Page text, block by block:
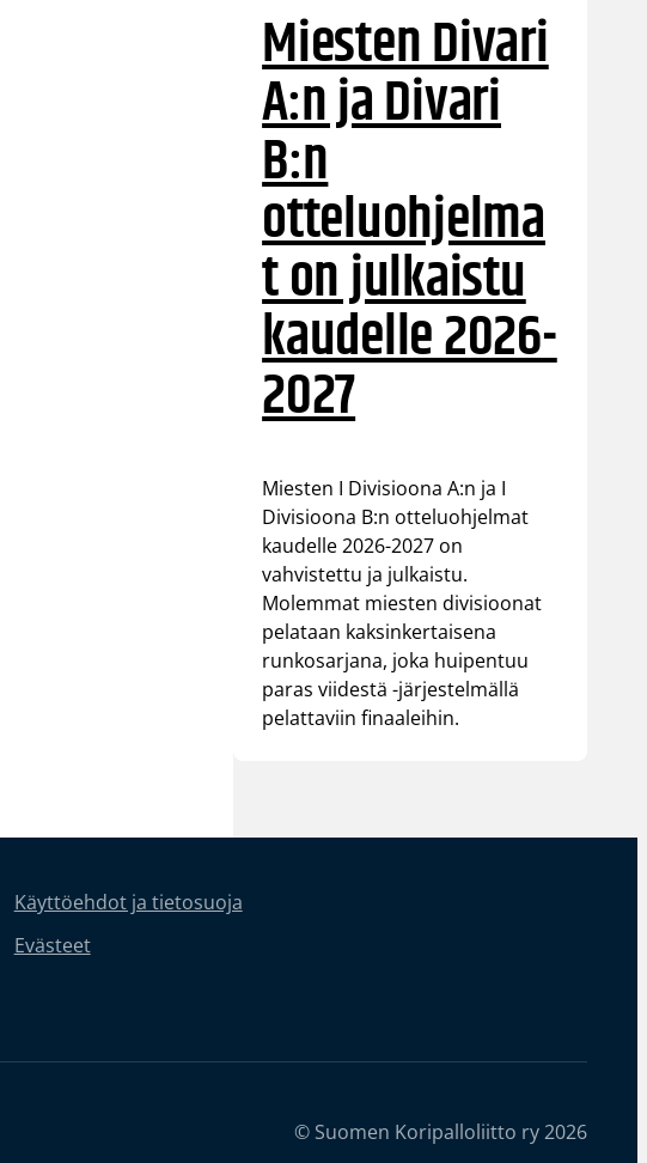
Miesten Divari
A:n ja Divari
B:n
otteluohjelma
t on julkaistu
kaudelle 2026-
2027
Miesten I Divisioona A:n ja I
Divisioona B:n otteluohjelmat
kaudelle 2026-2027 on
vahvistettu ja julkaistu.
Molemmat miesten divisioonat
pelataan kaksinkertaisena
runkosarjana, joka huipentuu
paras viidestä -järjestelmällä
pelattaviin finaaleihin.
Käyttöehdot ja tietosuoja
Evästeet
© Suomen Koripalloliitto ry 2026